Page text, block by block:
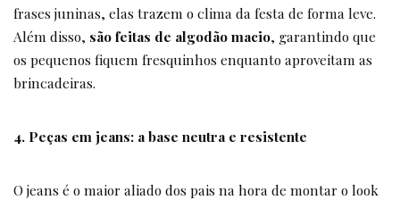
frases juninas, elas trazem o clima da festa de forma leve.
Além disso, são feitas de algodão macio, garantindo que
os pequenos fiquem fresquinhos enquanto aproveitam as
brincadeiras.
4. Peças em jeans: a base neutra e resistente
O jeans é o maior aliado dos pais na hora de montar o look